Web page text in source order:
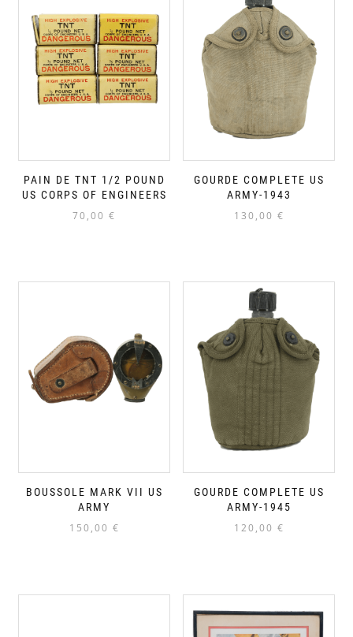
PAIN DE TNT 1/2 POUND
US CORPS OF ENGINEERS
70,00 €
GOURDE COMPLETE US
ARMY-1943
130,00 €
BOUSSOLE MARK VII US
ARMY
150,00 €
GOURDE COMPLETE US
ARMY-1945
120,00 €